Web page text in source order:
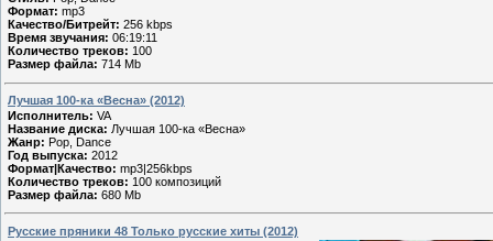
Формат: mp3
Качество/Битрейт: 256 kbps
Время звучания: 06:19:11
Количество треков: 100
Размер файла: 714 Mb
Лучшая 100-ка «Весна» (2012)
Исполнитель: VA
Название диска: Лучшая 100-ка «Весна»
Жанр: Pop, Dance
Год выпуска: 2012
Формат|Качество: mp3|256kbps
Количество треков: 100 композиций
Размер файла: 680 Mb
Русские пряники 48 Только русские хиты (2012)